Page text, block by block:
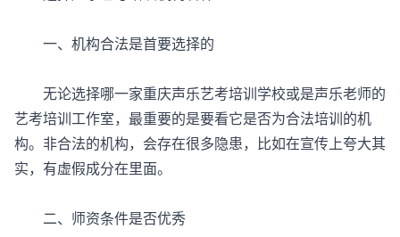
一、机构合法是首要选择的
无论选择哪一家重庆声乐艺考培训学校或是声乐老师的
艺考培训工作室，最重要的是要看它是否为合法培训的机
构。非合法的机构，会存在很多隐患，比如在宣传上夸大其
实，有虚假成分在里面。
二、师资条件是否优秀